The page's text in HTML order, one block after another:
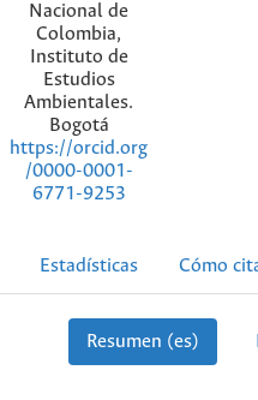
Nacional de
Colombia,
Instituto de
Estudios
Ambientales.
Bogotá
https://orcid.org
/0000-0001-
6771-9253
Estadísticas Cómo
Resumen (es)